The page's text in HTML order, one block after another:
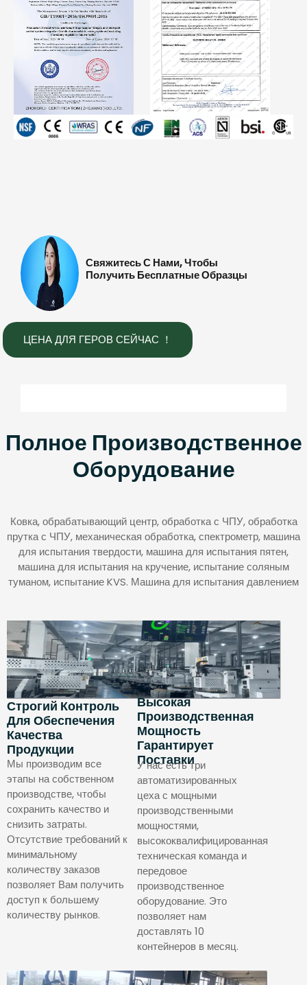
Свяжитесь С Нами, Чтобы
Получить Бесплатные Образцы
ЦЕНА ДЛЯ ГЕРОВ СЕЙЧАС ！
Полное Производственное
Оборудование
Ковка, обрабатывающий центр, обработка с ЧПУ, обработка
прутка с ЧПУ, механическая обработка, спектрометр, машина
для испытания твердости, машина для испытания пятен,
машина для испытания на кручение, испытание соляным
туманом, испытание KVS. Машина для испытания давлением
Строгий Контроль
Для Обеспечения
Качества
Продукции
Мы производим все
этапы на собственном
производстве, чтобы
сохранить качество и
снизить затраты.
Отсутствие требований к
минимальному
количеству заказов
позволяет Вам получить
доступ к большему
количеству рынков.
Высокая
Производственная
Мощность
Гарантирует
Поставки
У нас есть три
автоматизированных
цеха с мощными
производственными
мощностями,
высококвалифицированная
техническая команда и
передовое
производственное
оборудование. Это
позволяет нам
доставлять 10
контейнеров в месяц.